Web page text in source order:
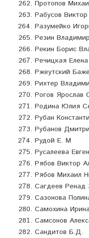
Протопов
Рабусов
Разумейко
Резин
Рекин Борис
Речицкая
Ржеутский
Рихтер
Рогов Ярослав
Родина Юлия
Рубан
Рубанов
Рудой Е. М
Русалеева
Рябов Виктор
Рябов Михаил
Сагдеев Ренад
Сазонова
Самохина
Самсонов
Сандитов Б.Д.